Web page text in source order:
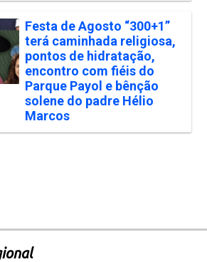
Festa de Agosto “300+1”
terá caminhada religiosa,
pontos de hidratação,
encontro com fiéis do
Parque Payol e bênção
solene do padre Hélio
Marcos